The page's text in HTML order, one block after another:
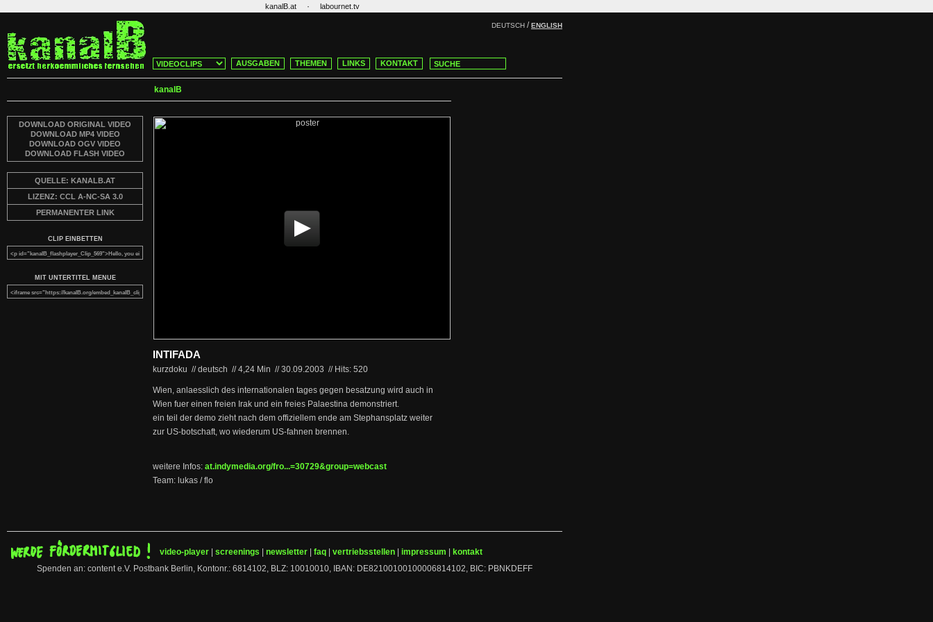
kanalB.at · labournet.tv
DEUTSCH /ENGLISH
AUSGABEN THEMEN LINKS KONTAKT
kanalB
DOWNLOAD ORIGINAL VIDEO
DOWNLOAD MP4 VIDEO
DOWNLOAD OGV VIDEO
DOWNLOAD FLASH VIDEO
QUELLE: KANALB.AT
LIZENZ: CCL A-NC-SA 3.0
PERMANENTER LINK
CLIP EINBETTEN
MIT UNTERTITEL MENUE
INTIFADA
kurzdoku // deutsch //4,24 Min //30.09.2003 // Hits: 520
Wien, anlaesslich des internationalen tages gegen besatzung wird auch in
Wien fuer einen freien Irak und ein freies Palaestina demonstriert.
ein teil der demo zieht nach dem offiziellem ende am Stephansplatz weiter
zur US-botschaft, wo wiederum US-fahnen brennen.
weitere Infos: at.indymedia.org/fro...=30729&group=webcast
Team: lukas / flo
video-player screenings newsletter faq vertriebsstellen impressum
kontakt
Spenden an: content e.V. Postbank Berlin, Kontonr.: 6814102, BLZ: 10010010, IBAN: DE82100100100006814102, BIC: PBNKDEFF